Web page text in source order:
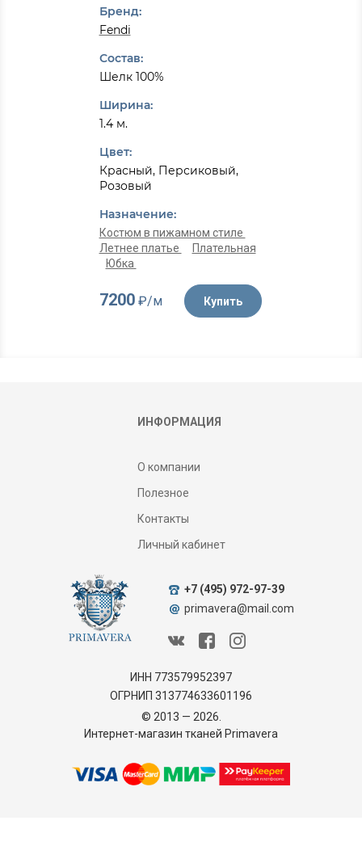
Бренд:
Fendi
Состав:
Шелк 100%
Ширина:
1.4 м.
Цвет:
Красный, Персиковый,
Розовый
Назначение:
Костюм в пижамном стиле
Летнее платье
Плательная
Юбка
7200₽/м Купить
ИНФОРМАЦИЯ
О компании
Полезное
Контакты
Личный кабинет
ИНН 773579952397
ОГРНИП 313774633601196
© 2013 — 2026.
Интернет-магазин тканей Primavera
+7 (495) 972-97-39
primavera@mail.com